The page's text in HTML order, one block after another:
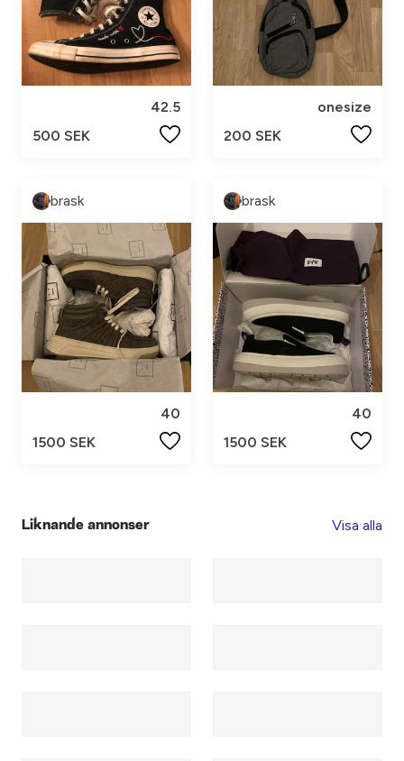
42.5
500 SEK
onesize
200 SEK
brask
40
1500 SEK
brask
40
1500 SEK
Liknande annonser Visa alla